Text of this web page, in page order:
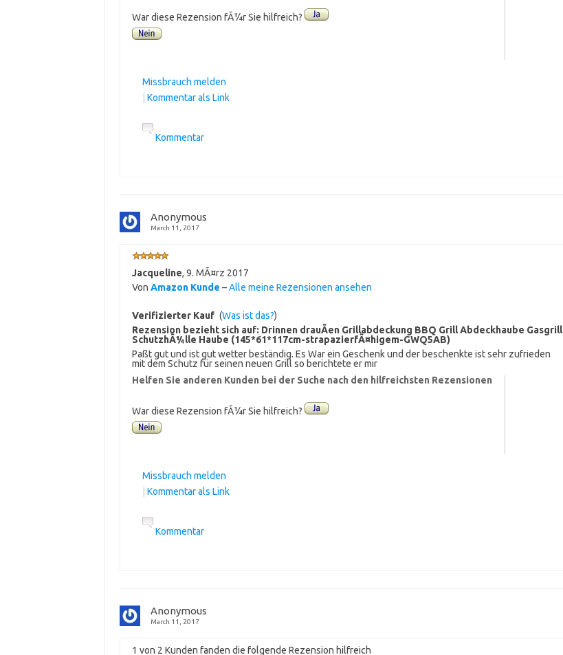
War diese Rezension fÃ¼r Sie hilfreich?
Missbrauch melden
Kommentar als Link
Kommentar
Anonymous
March 11, 2017
Jacqueline, 9. MÃ¤rz 2017
Von Amazon Kunde –Alle meine Rezensionen ansehen
Verifizierter Kauf (Was ist das?)
Rezension bezieht sich auf: Drinnen drauÃen Grillabdeckung BBQ Grill Abdeckhaube Gasgrill
SchutzhÃ¼lle Haube (145*61*117cm-strapazierfÃ¤higem-GWQ5AB)
Paßt gut und ist gut wetter beständig. Es War ein Geschenk und der beschenkte ist sehr zufrieden
mit dem Schutz für seinen neuen Grill so berichtete er mir
Helfen Sie anderen Kunden bei der Suche nach den hilfreichsten Rezensionen
War diese Rezension fÃ¼r Sie hilfreich?
Missbrauch melden
Kommentar als Link
Kommentar
Anonymous
March 11, 2017
1 von 2 Kunden fanden die folgende Rezension hilfreich